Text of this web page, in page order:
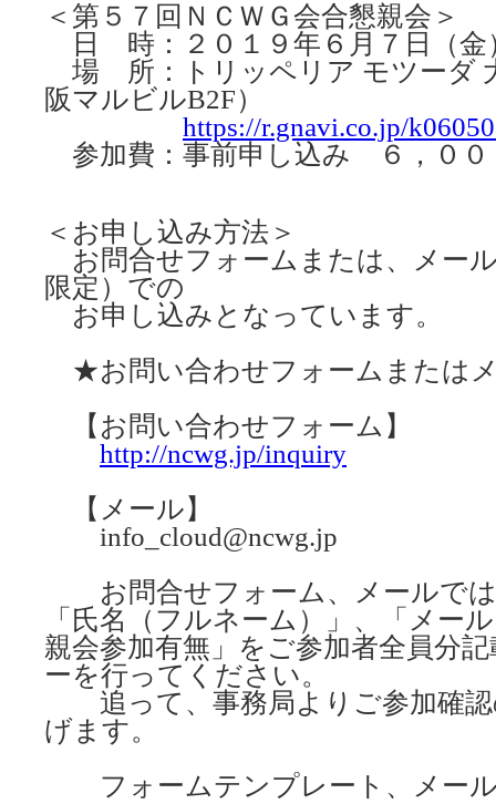
＜第５７回ＮＣＷＧ会合懇親会＞
日 時：２０１９年６月７日（金
場 所：トリッペリア モツーダ
阪マルビルB2F）
https://r.gnavi.co.jp/
参加費：事前申し込み ６，００
＜お申し込み方法＞
お問合せフォームまたは、メール
限定）での
お申し込みとなっています。
★お問い合わせフォームまたは
【お問い合わせフォーム】
http://ncwg.jp/inquiry
【メール】
info_cloud@ncwg.jp
お問合せフォーム、メールでは
「氏名（フルネーム）」、「メー
親会参加有無」をご参加者全員分
ーを行ってください。
追って、事務局よりご参加確認
げます。
フォームテンプレート、メール